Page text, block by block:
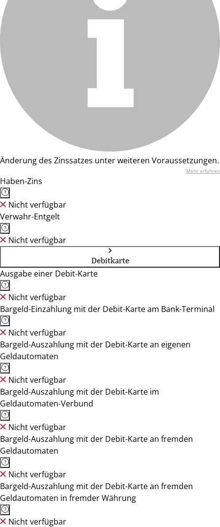
Änderung des Zinssatzes unter weiteren Voraussetzungen.
Mehr erfahren
Haben-Zins
Nicht verfügbar
Verwahr-Entgelt
Nicht verfügbar
Debitkarte
Ausgabe einer Debit-Karte
Nicht verfügbar
Bargeld-Einzahlung mit der Debit-Karte am Bank-Terminal
Nicht verfügbar
Bargeld-Auszahlung mit der Debit-Karte an eigenen
Geldautomaten
Nicht verfügbar
Bargeld-Auszahlung mit der Debit-Karte im
Geldautomaten-Verbund
Nicht verfügbar
Bargeld-Auszahlung mit der Debit-Karte an fremden
Geldautomaten
Nicht verfügbar
Bargeld-Auszahlung mit der Debit-Karte an fremden
Geldautomaten in fremder Währung
Nicht verfügbar